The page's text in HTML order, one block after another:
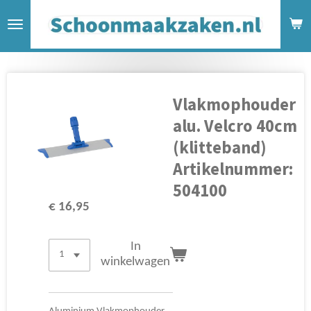
direct
Vlakmophouder
alu. Velcro 40cm
(klitteband)
Artikelnummer:
504100
€ 16,95
In
winkelwagen